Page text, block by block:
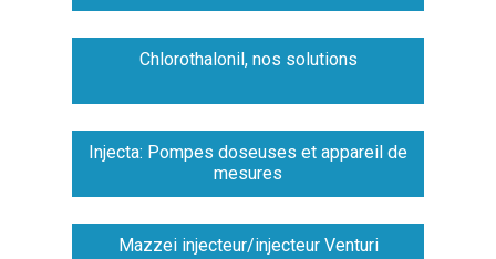
Chlorothalonil, nos solutions
Injecta: Pompes doseuses et appareil de
mesures
Mazzei injecteur/injecteur Venturi